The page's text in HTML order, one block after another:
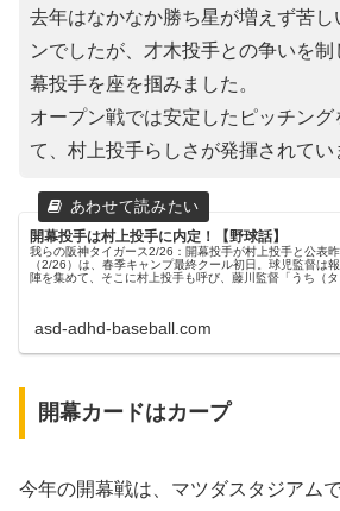
去年はなかなか勝ち星が増えず苦し
ンでしたが、才木投手との争いを制
幕投手を座を掴みました。
オープン戦では安定したピッチング
て、村上投手らしさが発揮されてい
開幕投手は村上投手に内定！【野球話】
我らの阪神タイガース2/26：開幕投手が村上投手と公表昨
（2/26）は、春季キャンプ最終クール初日。球児監督は
陣を集めて、そこに村上投手も呼び、藤川監督「うち（タ
asd-adhd-baseball.com
開幕カードはカープ
今年の開幕戦は、マツダスタジアム